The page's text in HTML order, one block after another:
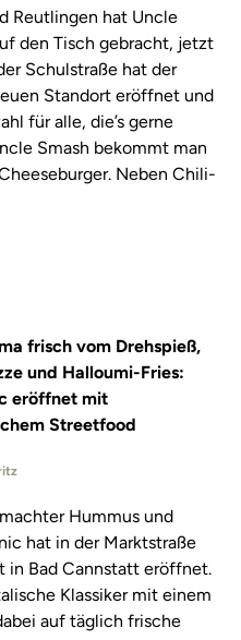
Reutlingen hat Uncle
den Tisch gebracht, jetzt
Schulstraße hat der
Standort eröffnet und
für alle, die’s gerne
Smash bekommt man
Neben Chili-
frisch vom Drehspieß,
und Halloumi-Fries:
eröffnet mit
Streetfood
Hummus und
hat in der Marktstraße
in Bad Cannstatt eröffnet.
Klassiker mit einem
auf täglich frische